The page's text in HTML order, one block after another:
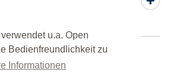
u.a. Open
Bedienfreundlichkeit zu
Informationen